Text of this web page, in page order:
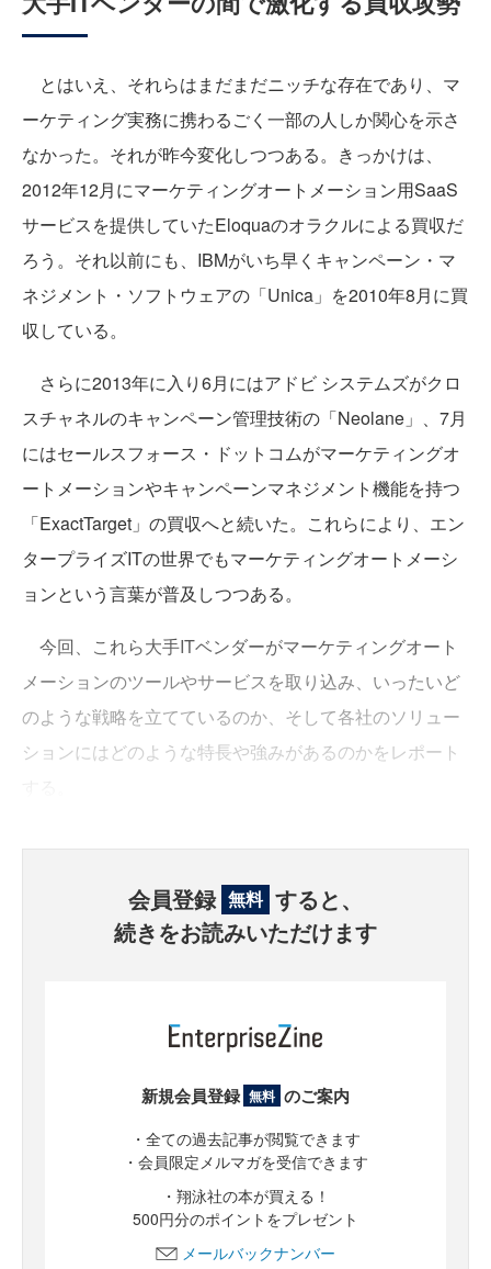
とはいえ、それらはまだまだニッチな存在であり、マ
ーケティング実務に携わるごく一部の人しか関心を示さ
なかった。それが昨今変化しつつある。きっかけは、
2012年12月にマーケティングオートメーション用SaaS
サービスを提供していたEloquaのオラクルによる買収だ
ろう。それ以前にも、IBMがいち早くキャンペーン・マ
ネジメント・ソフトウェアの「Unica」を2010年8月に買
収している。
さらに2013年に入り6月にはアドビ システムズがクロ
スチャネルのキャンペーン管理技術の「Neolane」、7月
にはセールスフォース・ドットコムがマーケティングオ
ートメーションやキャンペーンマネジメント機能を持つ
「ExactTarget」の買収へと続いた。これらにより、エン
タープライズITの世界でもマーケティングオートメーシ
ョンという言葉が普及しつつある。
今回、これら大手ITベンダーがマーケティングオート
メーションのツールやサービスを取り込み、いったいど
のような戦略を立てているのか、そして各社のソリュー
ションにはどのような特長や強みがあるのかをレポート
会員登録 無料 すると、
続きをお読みいただけます
新規会員登録 無料 のご案内
・全ての過去記事が閲覧できます
・会員限定メルマガを受信できます
・翔泳社の本が買える！
500円分のポイントをプレゼント
メールバックナンバー